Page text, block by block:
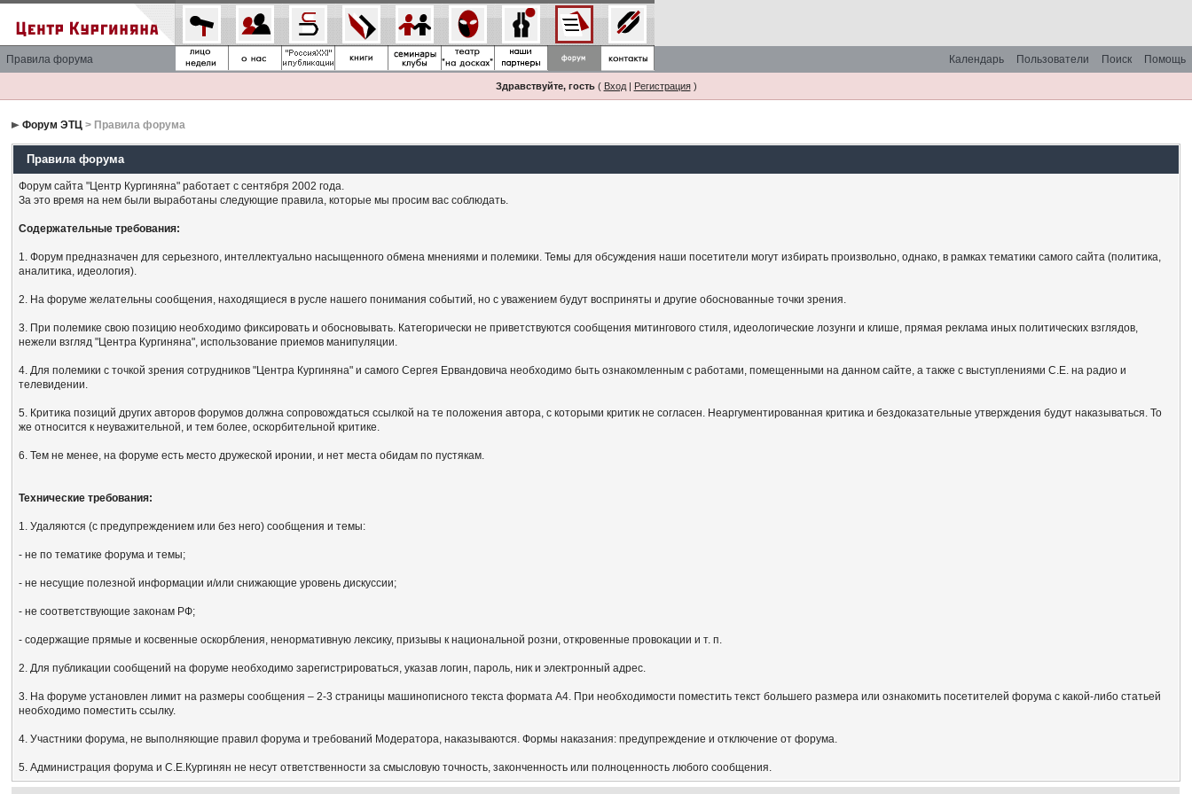
Правила форума Помощь
Поиск
Пользователи
Календарь
Здравствуйте, гость( Вход| Регистрация)
Форум ЭТЦ > Правила форума
Правила форума
Форум сайта "Центр Кургиняна" работает с сентября 2002 года.
За это время на нем были выработаны следующие правила, которые мы просим вас соблюдать.
Содержательные требования:
1. Форум предназначен для серьезного, интеллектуально насыщенного обмена мнениями и полемики. Темы для обсуждения наши посетители могут избирать произвольно, однако, в рамках тематики самого сайта (политика,
аналитика, идеология).
2. На форуме желательны сообщения, находящиеся в русле нашего понимания событий, но с уважением будут восприняты и другие обоснованные точки зрения.
3. При полемике свою позицию необходимо фиксировать и обосновывать. Категорически не приветствуются сообщения митингового стиля, идеологические лозунги и клише, прямая реклама иных политических взглядов,
нежели взгляд "Центра Кургиняна", использование приемов манипуляции.
4. Для полемики с точкой зрения сотрудников "Центра Кургиняна" и самого Сергея Ервандовича необходимо быть ознакомленным с работами, помещенными на данном сайте, а также с выступлениями С.Е. на радио и
телевидении.
5. Критика позиций других авторов форумов должна сопровождаться ссылкой на те положения автора, с которыми критик не согласен. Неаргументированная критика и бездоказательные утверждения будут наказываться. То
же относится к неуважительной, и тем более, оскорбительной критике.
6. Тем не менее, на форуме есть место дружеской иронии, и нет места обидам по пустякам.
Технические требования:
1. Удаляются (с предупреждением или без него) сообщения и темы:
- не по тематике форума и темы;
- не несущие полезной информации и/или снижающие уровень дискуссии;
- не соответствующие законам РФ;
- содержащие прямые и косвенные оскорбления, ненормативную лексику, призывы к национальной розни, откровенные провокации и т. п.
2. Для публикации сообщений на форуме необходимо зарегистрироваться, указав логин, пароль, ник и электронный адрес.
3. На форуме установлен лимит на размеры сообщения – 2-3 страницы машинописного текста формата А4. При необходимости поместить текст большего размера или ознакомить посетителей форума с какой-либо статьей
необходимо поместить ссылку.
4. Участники форума, не выполняющие правил форума и требований Модератора, наказываются. Формы наказания: предупреждение и отключение от форума.
5. Администрация форума и С.Е.Кургинян не несут ответственности за смысловую точность, законченность или полноценность любого сообщения.